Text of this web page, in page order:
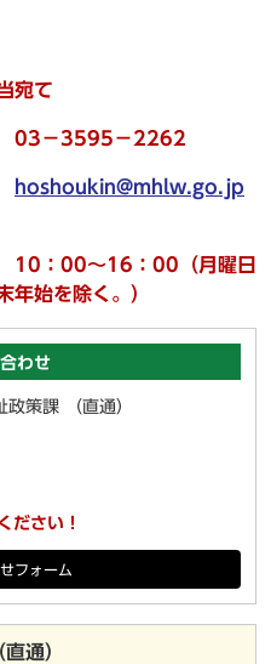
宛て
3595－2262
hoshoukin@mhlw.go.jp
～16：00（月曜日
年始を除く。）
わせ
策課 （直通）
ださい！
フォーム
通）